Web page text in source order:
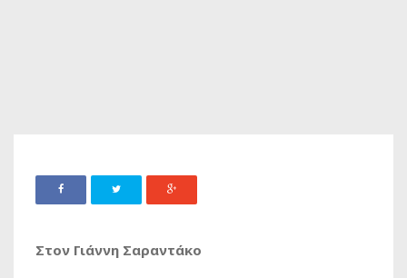
Στον Γιάννη Σαραντάκο